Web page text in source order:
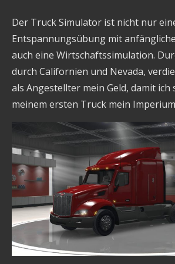
Der Truck Simulator ist nicht nur
Entspannungsübung mit
auch eine Wirtschaftssimulation.
durch Californien und Nevada,
als Angestellter mein Geld, damit ich
meinem ersten Truck mein